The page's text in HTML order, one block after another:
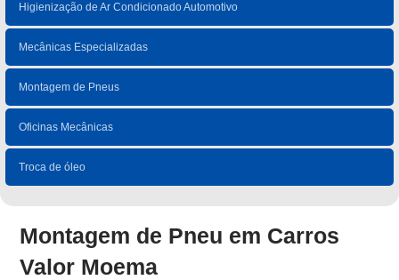
Higienização de Ar Condicionado Automotivo
Mecânicas Especializadas
Montagem de Pneus
Oficinas Mecânicas
Troca de óleo
Montagem de Pneu em Carros
Valor Moema